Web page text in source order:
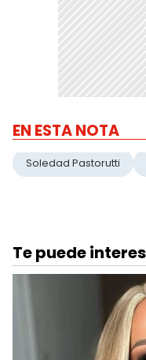
EN ESTA NOTA
Soledad Pastorutti